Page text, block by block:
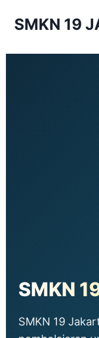
SMKN 19
SMKN
SMKN 19